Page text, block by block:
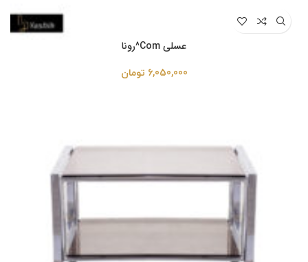
عسلی Com^رونا
6,050,000 تومان